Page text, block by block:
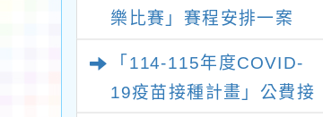
樂比賽」賽程安排一案
「114-115年度COVID-
19疫苗接種計畫」公費接